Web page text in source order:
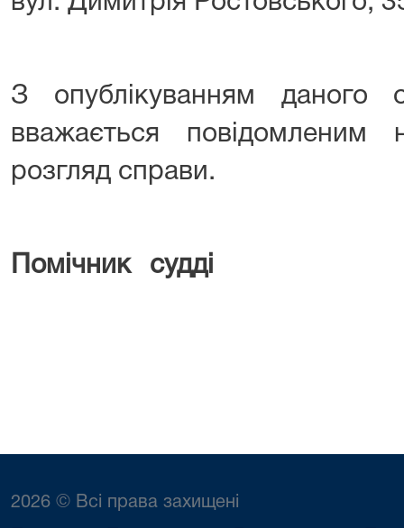
З опублікуванням даного
вважається
розгляд справи.
2026 © Всі права захищені